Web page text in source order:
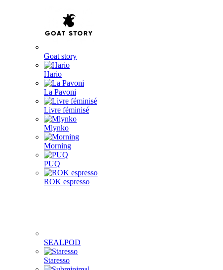
Goat story
Hario
La Pavoni
Livre féminisé
Mlynko
Morning
PUQ
ROK espresso
SEALPOD
Staresso